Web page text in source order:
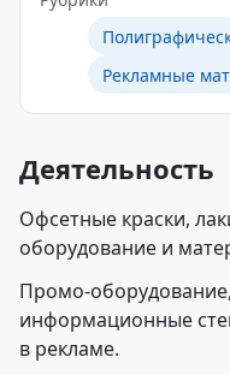
Рекламные
Деятельность
Офсетные краски,
оборудование и
Промо-
информационные
в рекламе.